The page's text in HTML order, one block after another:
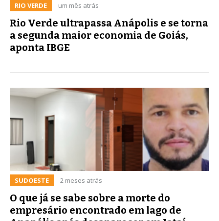
RIO VERDE um mês atrás
Rio Verde ultrapassa Anápolis e se torna
a segunda maior economia de Goiás,
aponta IBGE
SUDOESTE 2 meses atrás
O que já se sabe sobre a morte do
empresário encontrado em lago de